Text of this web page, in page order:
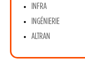
INFRA
INGÉNIERIE
ALTRAN